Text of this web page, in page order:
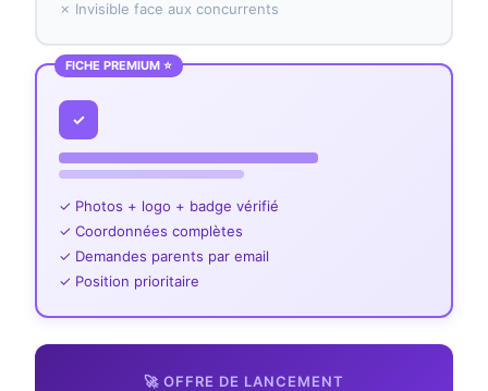
✗ Invisible face aux concurrents
FICHE PREMIUM ⭐
✓
✓ Photos + logo + badge vérifié
✓ Coordonnées complètes
✓ Demandes parents par email
✓ Position prioritaire
🚀 OFFRE DE LANCEMENT